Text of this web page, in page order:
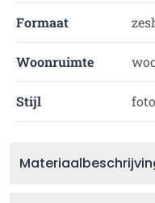
Formaat
Woonruimte
Stijl